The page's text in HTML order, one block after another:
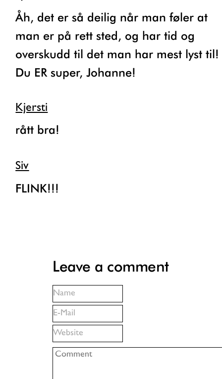
Åh, det er så deilig når man føler at
man er på rett sted, og har tid og
overskudd til det man har mest lyst til!
Du ER super, Johanne!
Kjersti
rått bra!
Siv
FLINK!!!
Leave a comment